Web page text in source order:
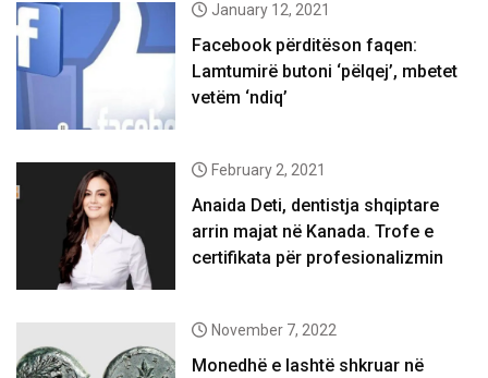
January 12, 2021
Facebook përditëson faqen:
Lamtumirë butoni ‘pëlqej’, mbetet
vetëm ‘ndiq’
February 2, 2021
Anaida Deti, dentistja shqiptare
arrin majat në Kanada. Trofe e
certifikata për profesionalizmin
November 7, 2022
Monedhë e lashtë shkruar në